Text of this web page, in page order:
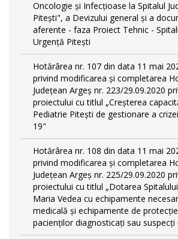
Oncologie și Infecțioase la Spitalul
Pitești", a Devizului general și a
aferente - faza Proiect Tehnic -
Urgență Pitești
Hotărârea nr. 107 din data 11 mai
privind modificarea și completarea
Județean Argeș nr. 223/29.09.2020
proiectului cu titlul „Creșterea
Pediatrie Pitești de gestionare a
19"
Hotărârea nr. 108 din data 11 mai
privind modificarea și completarea
Județean Argeș nr. 225/29.09.2020
proiectului cu titlul „Dotarea
Maria Vedea cu echipamente
medicală și echipamente de
pacienților diagnosticați sau suspecți